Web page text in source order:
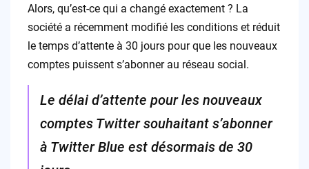
Alors, qu’est-ce qui a changé exactement ? La
société a récemment modifié les conditions et réduit
le temps d’attente à 30 jours pour que les nouveaux
comptes puissent s’abonner au réseau social.
Le délai d’attente pour les nouveaux
comptes Twitter souhaitant s’abonner
à Twitter Blue est désormais de 30